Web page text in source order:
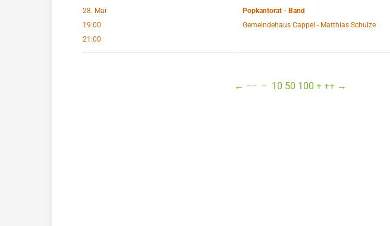
28. Mai
19:00
21:00
Popkantorat - Band
Gemeindehaus Cappel - Matthias Schulze
← −− − 10 50 100 + ++ →